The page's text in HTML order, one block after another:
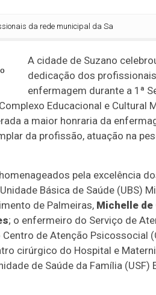
da rede municipal da Saúde de Suzano
A cidade de Suzano
dedicação dos
enfermagem durante a 1ª
Educacional e Cultural
a maior honraria da
da profissão, atuação na
pela excelência
Básica de Saúde (UBS)
de Palmeiras, Michelle de
; o enfermeiro do Serviço de
de Atenção Psicossocial
cirúrgico do Hospital e
de Saúde da Família (USF)